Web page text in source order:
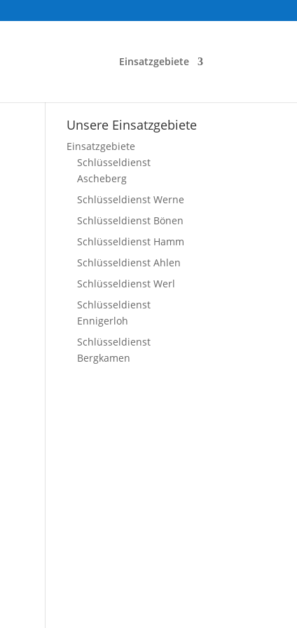
Einsatzgebiete
Unsere Einsatzgebiete
Einsatzgebiete
Schlüsseldienst
Ascheberg
Schlüsseldienst Werne
Schlüsseldienst Bönen
Schlüsseldienst Hamm
Schlüsseldienst Ahlen
Schlüsseldienst Werl
Schlüsseldienst
Ennigerloh
Schlüsseldienst
Bergkamen